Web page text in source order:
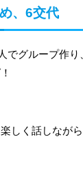
、6交代
でグループ作
しく話しなが